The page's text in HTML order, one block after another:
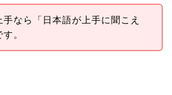
手なら「日本語が上手に聞こえ
。